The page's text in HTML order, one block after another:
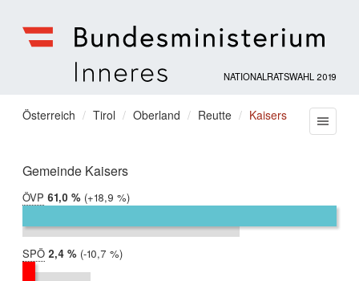
für
Inneres
NATIONALRATSWAHL 2019
Sie
hier:
Österreich Tirol Oberland Reutte Kaisers
Gemeinde Kaisers
ÖVP 2019:
61,0 %
2017:
42,1 %
Differenz:
+18,9 %
SPÖ 2019:
2,4 %
2017:
13,2 %
Differenz:
-10,7 %